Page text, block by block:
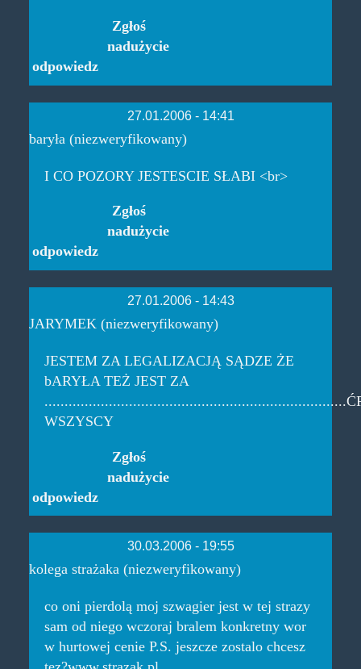
odpowiedz
Zgłoś
nadużycie
27.01.2006 - 14:41
baryła (niezweryfikowany)
I CO POZORY JESTESCIE SŁABI <br>
odpowiedz
Zgłoś
nadużycie
27.01.2006 - 14:43
JARYMEK (niezweryfikowany)
JESTEM ZA LEGALIZACJĄ SĄDZE ŻE
bARYŁA TEŻ JEST ZA
WSZYSCY
odpowiedz
Zgłoś
nadużycie
30.03.2006 - 19:55
kolega strażaka (niezweryfikowany)
co oni pierdolą moj szwagier jest w tej strazy
sam od niego wczoraj bralem konkretny wor
w hurtowej cenie P.S. jeszcze zostalo chcesz